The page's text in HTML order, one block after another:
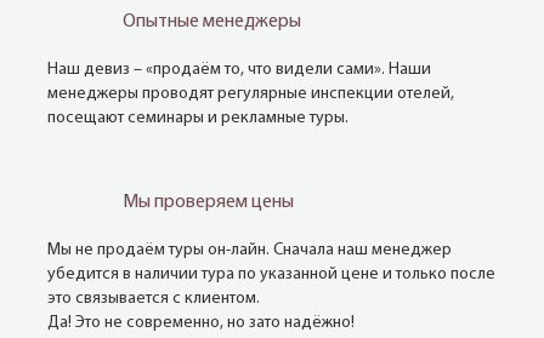
Опытные менеджеры
Наш девиз – «продаём то, что видели сами». Наши
менеджеры проводят регулярные инспекции отелей,
посещают семинары и рекламные туры.
Мы проверяем цены
Мы не продаём туры он-лайн. Сначала наш менеджер
убедится в наличии тура по указанной цене и только после
это связывается с клиентом.
Да! Это не современно, но зато надёжно!